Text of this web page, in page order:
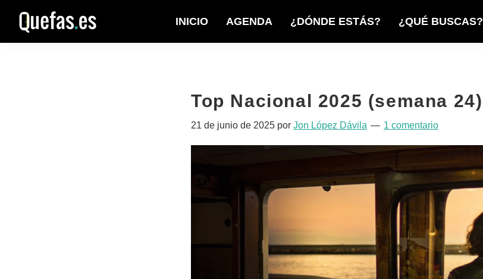
la
contenido
Quefas
INICIO AGENDA ¿DÓNDE ESTÁS? ¿QUÉ BUSCAS?
Top Nacional 2025 (semana 24)
21 de junio de 2025 por Jon López Dávila 1 comentario